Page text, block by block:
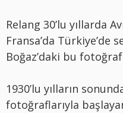
Relang 30’lu yıllarda
Fransa’da Türkiye’de
Boğaz’daki bu
1930’lu yılların
fotoğraflarıyla